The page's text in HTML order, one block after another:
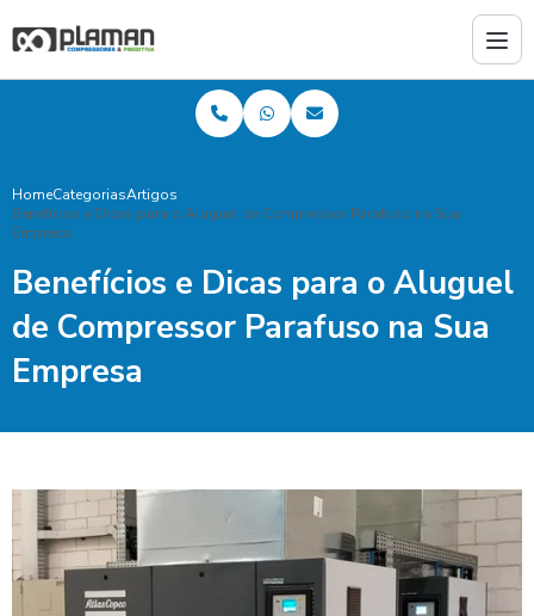
HomeCategoriasArtigos
Benefícios e Dicas para o Aluguel de Compressor Parafuso na Sua
Empresa
Benefícios e Dicas para o Aluguel
de Compressor Parafuso na Sua
Empresa